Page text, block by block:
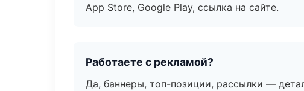
App Store, Google Play, ссылка на сайте.
Работаете с рекламой?
Да, баннеры, топ-позиции, рассылки —